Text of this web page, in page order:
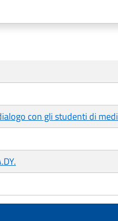
con gli studenti di